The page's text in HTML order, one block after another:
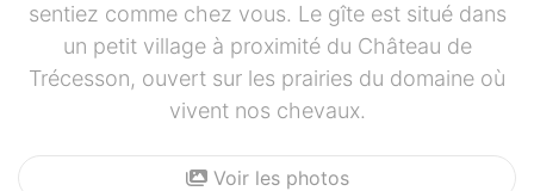
sentiez comme chez vous. Le gîte est situé dans
un petit village à proximité du Château de
Trécesson, ouvert sur les prairies du domaine où
vivent nos chevaux.
Voir les photos